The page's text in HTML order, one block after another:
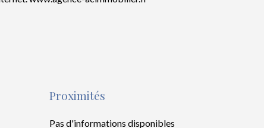
Proximités
Pas d'informations disponibles